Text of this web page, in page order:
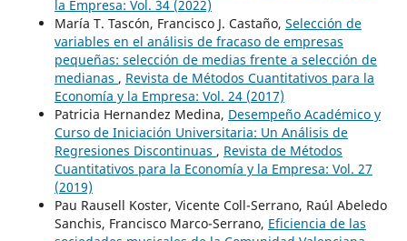
la Empresa: Vol. 34 (2022)
María T. Tascón, Francisco J. Castaño, Selección de
variables en el análisis de fracaso de empresas
pequeñas: selección de medias frente a selección de
medianas , Revista de Métodos Cuantitativos para la
Economía y la Empresa: Vol. 24 (2017)
Patricia Hernandez Medina, Desempeño Académico y
Curso de Iniciación Universitaria: Un Análisis de
Regresiones Discontinuas , Revista de Métodos
Cuantitativos para la Economía y la Empresa: Vol. 27
(2019)
Pau Rausell Koster, Vicente Coll-Serrano, Raúl Abeledo
Sanchis, Francisco Marco-Serrano, Eficiencia de las